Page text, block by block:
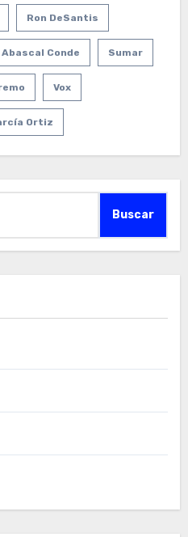
Ron DeSantis
Conde Sumar
Vox
Ortiz